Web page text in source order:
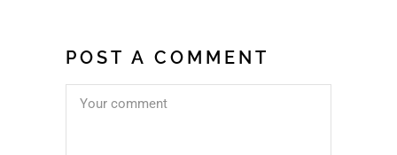
POST A COMMENT